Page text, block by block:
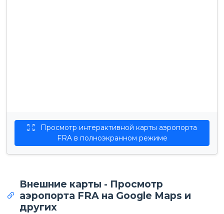
FRA в полноэкранном режиме
Внешние карты - Просмотр
аэропорта FRA на Google Maps и
других